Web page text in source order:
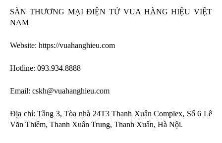
SÀN THƯƠNG MẠI ĐIỆN TỬ VUA HÀNG HIỆU VIỆT
NAM
Website: https://vuahanghieu.com
Hotline: 093.934.8888
Email: cskh@vuahanghieu.com
Địa chỉ: Tầng 3, Tòa nhà 24T3 Thanh Xuân Complex, Số 6 Lê
Văn Thiêm, Thanh Xuân Trung, Thanh Xuân, Hà Nội.